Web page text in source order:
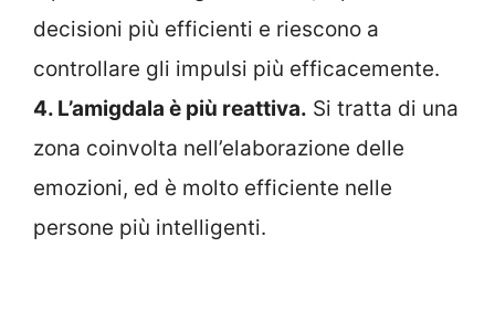
decisioni più efficienti e riescono a
controllare gli impulsi più efficacemente.
4. L’amigdala è più reattiva. Si tratta di una
zona coinvolta nell’elaborazione delle
emozioni, ed è molto efficiente nelle
persone più intelligenti.